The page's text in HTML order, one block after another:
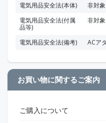
電気用品安全法(本体)
非対象
電気用品安全法(付属
品等)
非対象
電気用品安全法(備考) ACア
お買い物に関するご案内
ご購入について